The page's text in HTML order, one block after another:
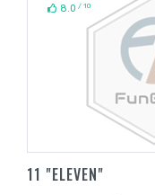
8.0 / 10
11 "ELEVEN"